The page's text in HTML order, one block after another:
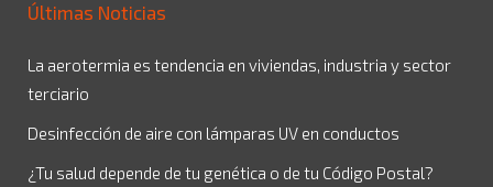
Últimas Noticias
La aerotermia es tendencia en viviendas, industria y sector
terciario
Desinfección de aire con lámparas UV en conductos
¿Tu salud depende de tu genética o de tu Código Postal?